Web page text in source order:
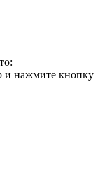
и нажмите кнопку